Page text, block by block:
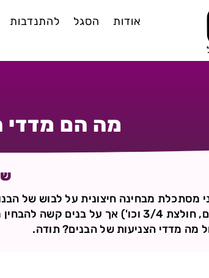
אודות הסגל להתנדבות
מה הם מדדי
מסתכלת מבחינה חיצונית על לבוש של
גרביים, חולצת 3/4 וכו') אך על
מה מדדי הצניעות של הבנים? תודה.